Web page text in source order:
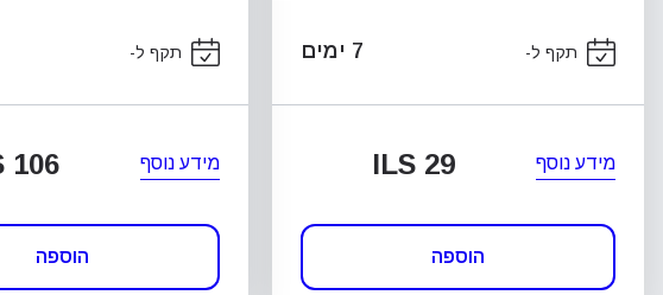
תקף ל- 7 ימים
מידע נוסף ILS 29
הוספה
תקף ל-
מידע נוסף 106
הוספה